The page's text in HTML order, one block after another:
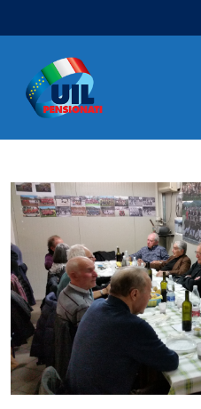
Navigazione principale